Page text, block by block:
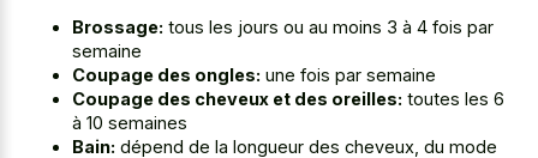
Brossage: tous les jours ou au moins 3 à 4 fois par
semaine
Coupage des ongles: une fois par semaine
Coupage des cheveux et des oreilles: toutes les 6
à 10 semaines
Bain: dépend de la longueur des cheveux, du mode